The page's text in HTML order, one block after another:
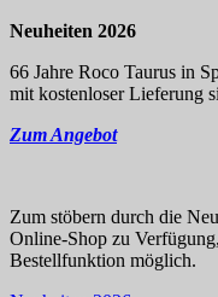
Neuheiten 2026
66 Jahre Roco Taurus in
mit kostenloser Lieferung
Zum Angebot
Zum stöbern durch die
Online-Shop zu
Bestellfunktion möglich.